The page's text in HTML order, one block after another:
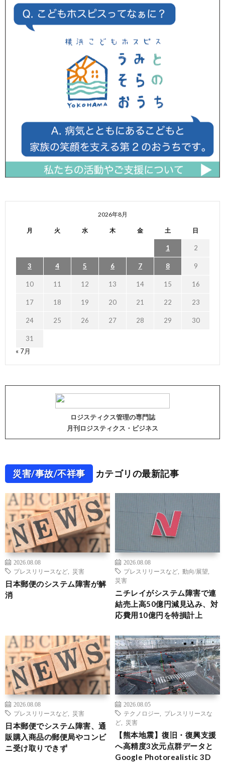
2026年8月
月 火 水 木 金 土 日
1 2
3 4 5 6 7 8 9
10 11 12 13 14 15 16
17 18 19 20 21 22 23
24 25 26 27 28 29 30
31
« 7月
ロジスティクス管理の専門誌
月刊ロジスティクス・ビジネス
災害/事故/不祥事 カテゴリの最新記事
2026.08.08
プレスリリースなど
災害
日本郵便のシステム障害が解
消
2026.08.08
プレスリリースなど
動向/展望
災害
ニチレイがシステム障害で連
結売上高50億円減見込み、対
応費用10億円を特損計上
2026.08.08
プレスリリースなど
災害
日本郵便でシステム障害、通
販購入商品の郵便局やコンビ
ニ受け取りできず
2026.08.05
テクノロジー
プレスリリースな
ど
災害
【熊本地震】復旧・復興支援
へ高精度3次元点群データと
Google Photorealistic 3D